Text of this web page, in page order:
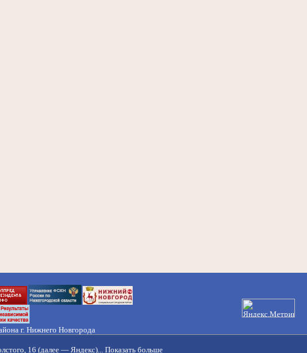
г. Нижнего Новгорода
16 (далее — Яндекс)... Показать больше